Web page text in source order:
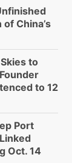
China’s
to
to 12
Port
Oct. 14